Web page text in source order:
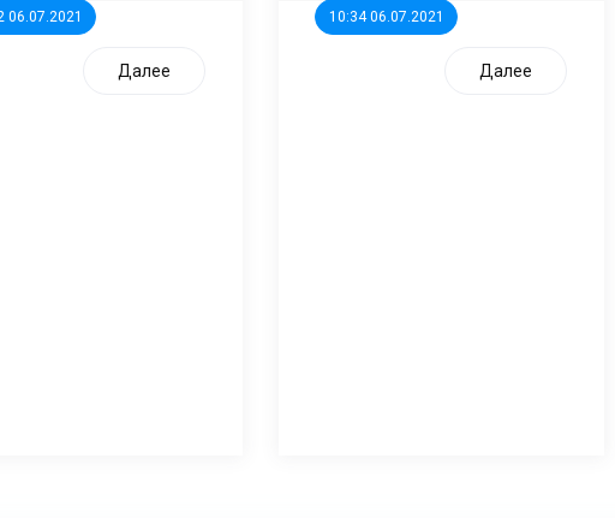
06.07.2021
Далее
10:34 06.07.2021
Далее